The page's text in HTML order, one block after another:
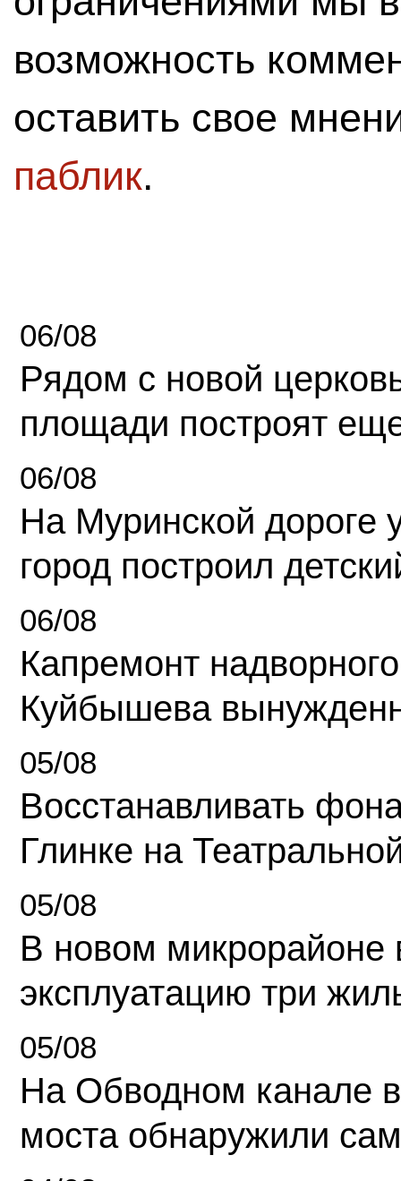
возможность
оставить свое
паблик.
06/08
Рядом с новой
площади построят
06/08
На Муринской дороге
город построил
06/08
Капремонт
Куйбышева
05/08
Восстанавливать
Глинке на
05/08
В новом микрорайоне
эксплуатацию три
05/08
На Обводном канале
моста обнаружили